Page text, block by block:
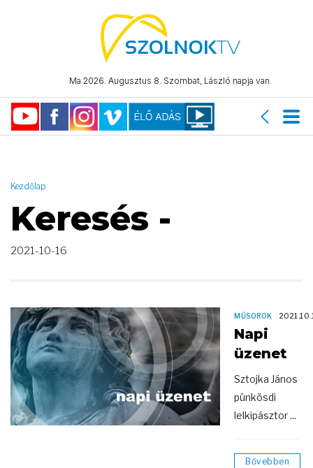
Ma 2026. Augusztus 8. Szombat, László napja van.
"2021-10-16 23:59:59" )
Kezdőlap
Keresés -
2021-10-16
MŰSOROK
Napi
üzenet
Sztojka János
pünkösdi
lelkipásztor ...
Bővebben